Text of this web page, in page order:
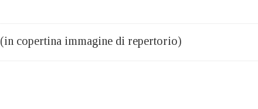
(in copertina immagine di repertorio)